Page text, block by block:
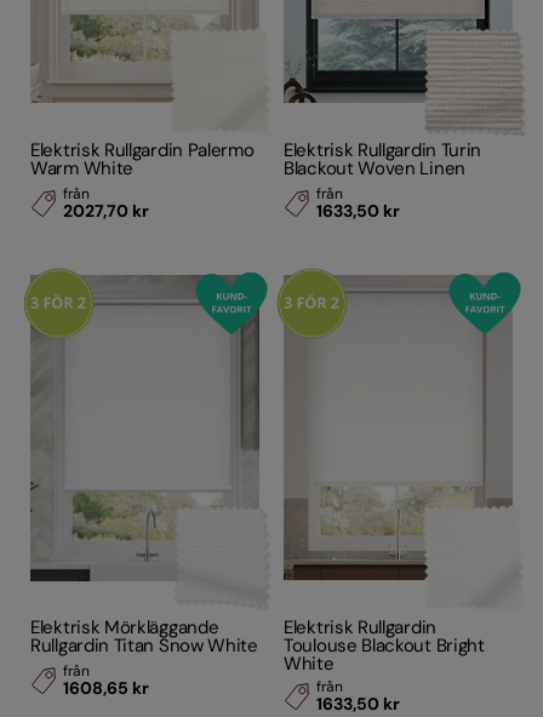
Elektrisk Rullgardin Palermo
Warm White
från
2027,70 kr
Elektrisk Rullgardin Turin
Blackout Woven Linen
från
1633,50 kr
Elektrisk Mörkläggande
Rullgardin Titan Snow White
från
1608,65 kr
Elektrisk Rullgardin
Toulouse Blackout Bright
White
från
1633,50 kr